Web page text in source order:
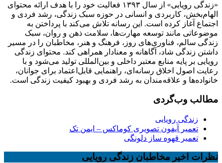
«زندگی رویایی» از سال ۱۳۹۳ فعالیت خود را با هدف ارائه محتوای
الهام‌بخش، کاربردی و انسانی در حوزه سبک زندگی، رشد فردی و
اجتماع آغاز کرده است. این رسانه تلاش می‌کند با پرداختن به
موضوعاتی مانند توسعه مهارت‌ها، سلامت ذهن و روان، سبک
زندگی سالم، فناوری‌های روز، فرهنگ و هنر، مخاطبان را در مسیر
داشتن زندگی شاد، آگاهانه و معنادار همراهی کند. محتوای زندگی
رویایی بر پایه منابع معتبر داخلی و بین‌المللی تولید می‌شود و با
رعایت اصول اخلاق رسانه‌ای، راهنمایی قابل‌اعتماد برای جوانان،
خانواده‌ها و علاقه‌مندان به رشد فردی و بهبود کیفیت زندگی است.
مطالب وب‌گردی
زندگی رویایی
تعمیر آیفون تصویری کوماکس – ایمن تک
تعمیر قهوه ساز دلونگی
نظرات اخیر مخاطبان زندگی رویایی